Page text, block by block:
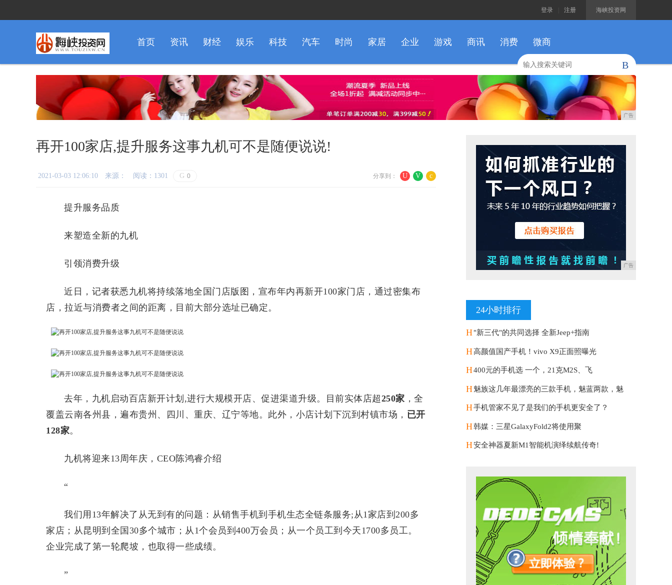
海峡投资网
登录 注册
首页 资讯 财经 娱乐 科技 汽车 时尚 家居 企业 游戏 商讯 消费 微商
B
广告
再开100家店,提升服务这事九机可不是随便说说!
U V c
分享到：
2021-03-03 12:06:10 来源： 阅读：1301 G 0
提升服务品质
来塑造全新的九机
引领消费升级
近日，记者获悉九机将持续落地全国门店版图，宣布年内再新开100家门店，通过密集布
店，拉近与消费者之间的距离，目前大部分选址已确定。
去年，九机启动百店新开计划,进行大规模开店、促进渠道升级。目前实体店超250家 ，全
覆盖云南各州县，遍布贵州、四川、重庆、辽宁等地。此外，小店计划下沉到村镇市场， 已开
128家。
九机将迎来13周年庆，CEO陈鸿睿介绍
“
我们用13年解决了从无到有的问题：从销售手机到手机生态全链条服务;从1家店到200多
家店；从昆明到全国30多个城市；从1个会员到400万会员；从一个员工到今天1700多员工。
企业完成了第一轮爬坡，也取得一些成绩。
”
广告
24小时排行
H"新三代"的共同选择 全新Jeep+指南
H高颜值国产手机！vivo X9正面照曝光
H400元的手机选 一个，21克M2S、飞
H魅族这几年最漂亮的三款手机，魅蓝两款，魅
H手机管家不见了是我们的手机更安全了？
H韩媒：三星GalaxyFold2将使用聚
H安全神器夏新M1智能机演绎续航传奇!